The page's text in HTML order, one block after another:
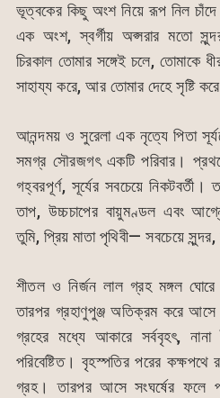
ভূত্বকের কিছু অংশ নিয়ে রূপ নিল
এক অংশ, স্বর্গীয় অপ্সরার মতো
চিরকাল তোমার সঙ্গেই চলে, তোমাকে
সাহায্য করে, আর তোমার দেহে সৃষ্টি
আনন্দময় ও সুরেলা এক নৃত্যে পিতা
সমগ্র সৌরজগৎ একটি পরিবার।
গহ্বরপূর্ণ, সূর্যের সবচেয়ে
তাপ, উচ্চচাপের বায়ুমণ্ডল এবং
তুমি, প্রিয় মাতা পৃথিবী— সবচেয়ে
শীতল ও নির্জন লাল গ্রহ মঙ্গল
তারপর গ্রহাণুপুঞ্জ অতিক্রম করে
গ্রহের মধ্যে আকারে সর্ববৃহৎ, নানা
পরিবেষ্টিত। বৃহস্পতির পরের
গ্রহ। তারপর আসে সংঘর্ষের ফলে